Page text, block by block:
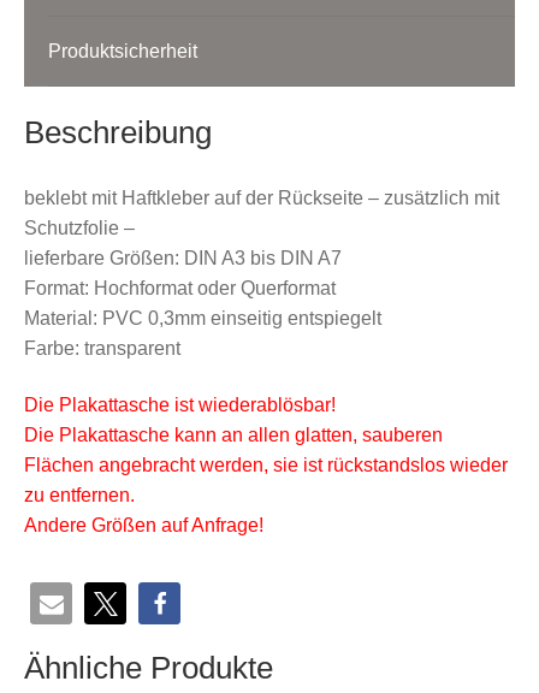
Produktsicherheit
Beschreibung
beklebt mit Haftkleber auf der Rückseite – zusätzlich mit
Schutzfolie –
lieferbare Größen: DIN A3 bis DIN A7
Format: Hochformat oder Querformat
Material: PVC 0,3mm einseitig entspiegelt
Farbe: transparent
Die Plakattasche ist wiederablösbar!
Die Plakattasche kann an allen glatten, sauberen
Flächen angebracht werden, sie ist rückstandslos wieder
zu entfernen.
Andere Größen auf Anfrage!
Ähnliche Produkte